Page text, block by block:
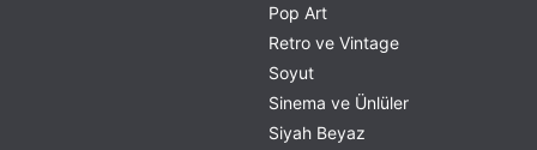
Pop Art
Retro ve Vintage
Soyut
Sinema ve Ünlüler
Siyah Beyaz